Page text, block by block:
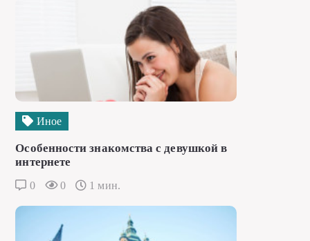
Иное
Особенности знакомства с девушкой в
интернете
0 0 1 мин.